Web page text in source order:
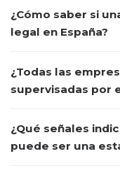
¿Cómo saber si
legal en España?
¿Todas las
supervisadas por
¿Qué señales
puede ser una